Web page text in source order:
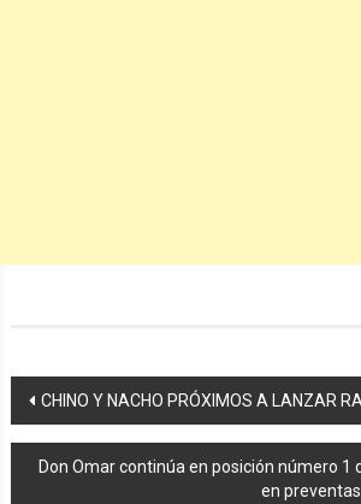
Navegación
de
entradas
CHINO Y NACHO PRÓXIMOS A LANZAR
Don Omar continúa en posición número 1
en preventas